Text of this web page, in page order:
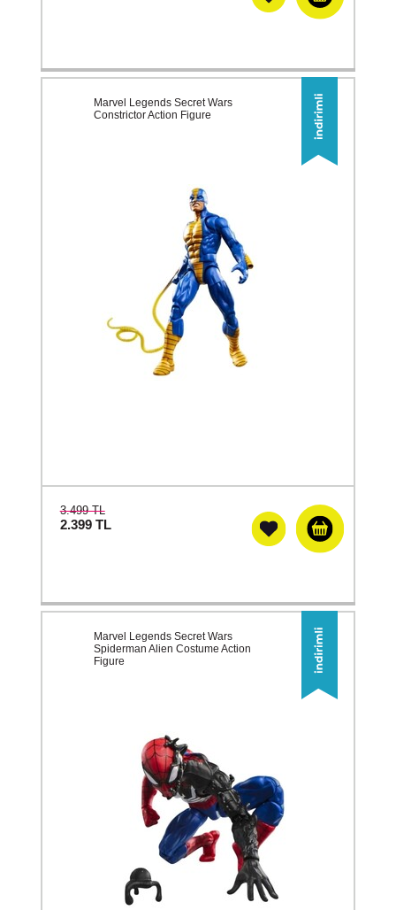
Marvel Legends Secret Wars
Constrictor Action Figure
3.499 TL
2.399 TL
Marvel Legends Secret Wars
Spiderman Alien Costume Action
Figure